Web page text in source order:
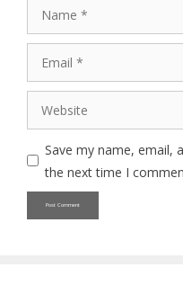
Website
Save my name, email,
the next time I